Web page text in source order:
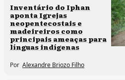
Memória e patrimônio
Inventário do Iphan
aponta Igrejas
neopentecostais e
madeireiros como
principais ameaças para
línguas indígenas
Por Alexandre Briozo Filho